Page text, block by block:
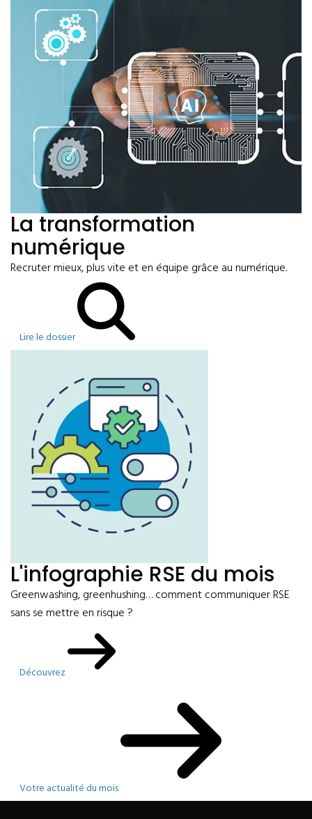
La transformation
numérique
Recruter mieux, plus vite et en équipe grâce au numérique.
Lire le dossier
L'infographie RSE du mois
Greenwashing, greenhushing… comment communiquer RSE
sans se mettre en risque ?
Découvrez
Votre actualité du mois